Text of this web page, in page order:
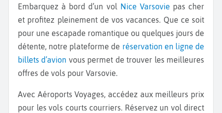
Embarquez à bord d’un vol Nice Varsovie pas cher
et profitez pleinement de vos vacances. Que ce soit
pour une escapade romantique ou quelques jours de
détente, notre plateforme de réservation en ligne de
billets d’avion vous permet de trouver les meilleures
offres de vols pour Varsovie.
Avec Aéroports Voyages, accédez aux meilleurs prix
pour les vols courts courriers. Réservez un vol direct